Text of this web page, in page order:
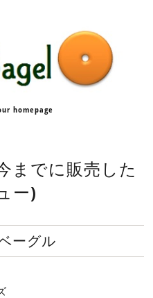
homepage
までに販売した
ー)
ーグル